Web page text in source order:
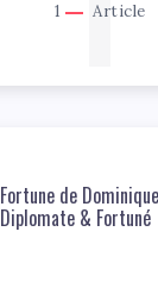
1 Article
Fortune de
Diplomate & Fortuné